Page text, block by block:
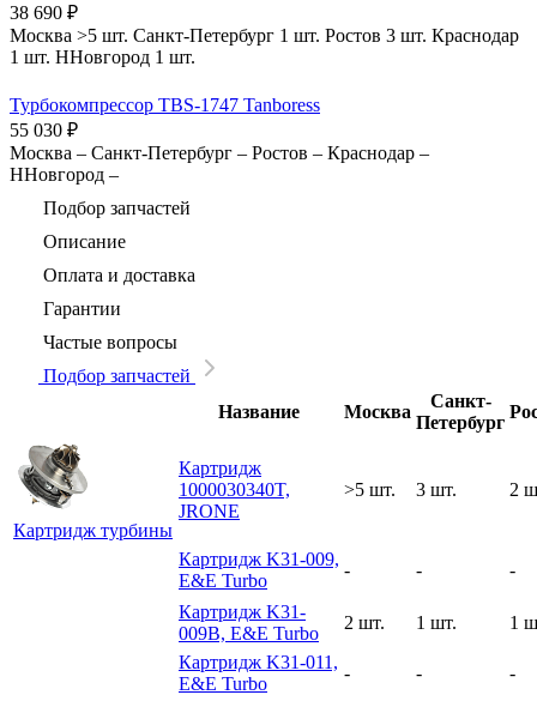
38 690 ₽
Москва >5 шт. Санкт-Петербург 1 шт. Ростов 3 шт. Краснодар
1 шт. ННовгород 1 шт.
Турбокомпрессор TBS-1747 Tanboress
55 030 ₽
Москва – Санкт-Петербург – Ростов – Краснодар –
ННовгород –
Подбор запчастей
Описание
Оплата и доставка
Гарантии
Частые вопросы
Подбор запчастей
Название
Москва
Санкт-
Петербург
Картридж турбины
Картридж
1000030340T,
JRONE
>5 шт. 3 шт. 2
Картридж K31-009,
E&E Turbo
- - -
Картридж K31-
009B, E&E Turbo
2 шт. 1 шт.
1
Картридж K31-011,
E&E Turbo
- - -